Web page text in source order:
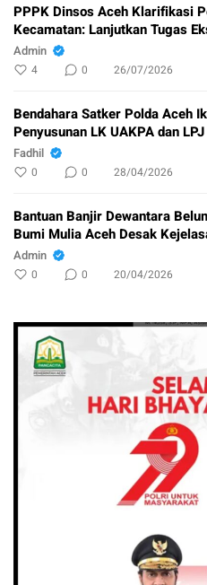
PPPK Dinsos Aceh Klarifikasi
Kecamatan: Lanjutkan Tugas
Admin
4 0 26/07/2026
Bendahara Satker Polda Aceh
Penyusunan LK UAKPA dan LPJ
Fadhil
0 0 28/04/2026
Bantuan Banjir Dewantara
Bumi Mulia Aceh Desak
Admin
0 0 20/04/2026